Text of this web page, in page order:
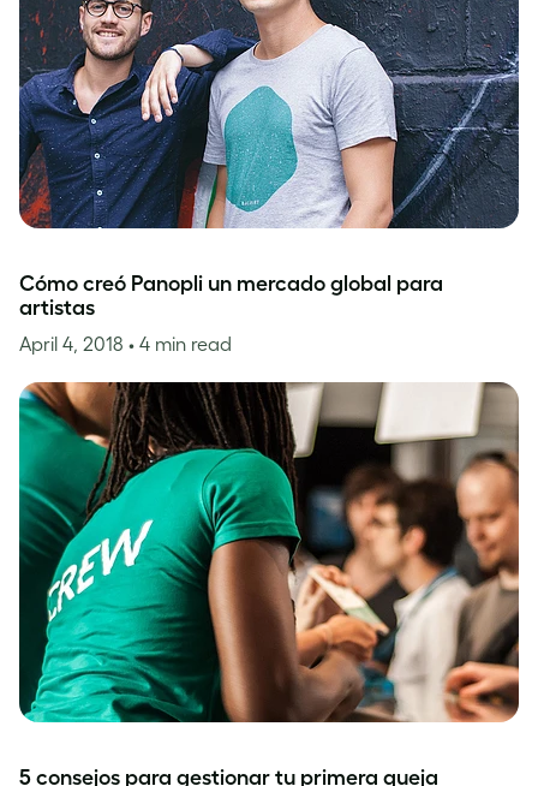
Cómo creó Panopli un mercado global para
artistas
April 4, 2018 • 4 min read
5 consejos para gestionar tu primera queja